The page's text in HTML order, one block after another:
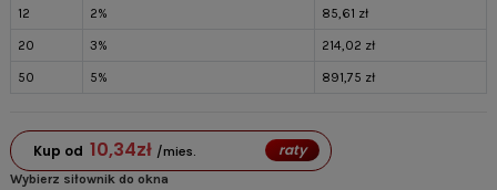
12 2% 85,61 zł
20 3% 214,02 zł
50 5% 891,75 zł
Kup od 10,34zł /mies. raty
Wybierz siłownik do okna